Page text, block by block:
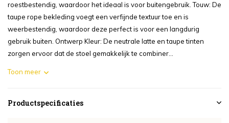
roestbestendig, waardoor het ideaal is voor buitengebruik. Touw: De
taupe rope bekleding voegt een verfijnde textuur toe en is
weerbestendig, waardoor deze perfect is voor een langdurig
gebruik buiten. Ontwerp Kleur: De neutrale latte en taupe tinten
zorgen ervoor dat de stoel gemakkelijk te combiner...
Toon meer
Productspecificaties